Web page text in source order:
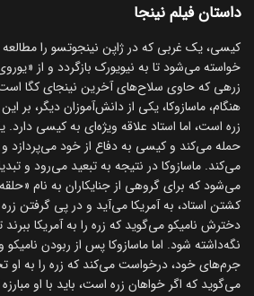
داستان فیلم نینجا
کیسی، یک غربی که در ژاپن نینجوتسو را
خواسته می‌شود تا به نیویورک بازگردد و از
زرهی که حاوی سلاح‌های آخرین نینجای کگا
هنگام، ماسازوکا، یکی از دانش‌آموزان دیگر، بر
زره است، اما استاد علاقه ویژه‌ای به کیسی
حمله می‌کند و کیسی به دفاع از خود می‌پردازد
می‌کند. ماسازوکا در نتیجه به تبعید می‌رود و
می‌شود که برای گروهی از جنایکاران به نام
کشتن استاد، به آمریکا می‌آید و در پی گرفتن
دخترش نامیکو می‌گوید که زره را به آمریکا ببرند
نگه‌داشته شود. اما ماسازوکا پس از ربودن
جرم‌های خود، درخواست می‌کند که زره را به او
می‌گوید که اگر خواهان زره است، باید با او